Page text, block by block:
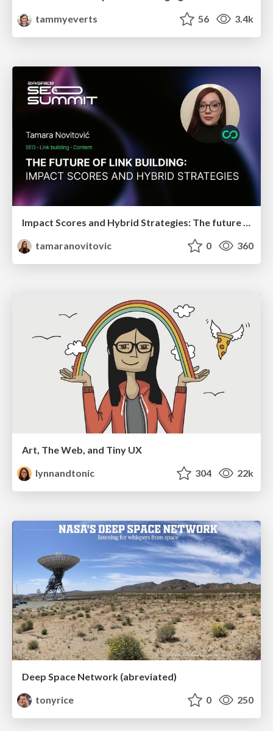
tammyeverts
56 3.4k
Impact Scores and Hybrid Strategies: The future of link building
tamaranovitovic
0 360
Art, The Web, and Tiny UX
lynnandtonic
304 22k
Deep Space Network (abreviated)
tonyrice
0 250